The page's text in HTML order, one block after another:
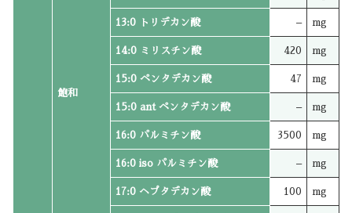
飽和
13:0 トリデカン酸 – mg
14:0 ミリスチン酸 420 mg
15:0 ペンタデカン酸 47 mg
15:0 ant ペンタデカン酸 – mg
16:0 パルミチン酸 3500 mg
16:0 iso パルミチン酸 – mg
17:0 ヘプタデカン酸 100 mg